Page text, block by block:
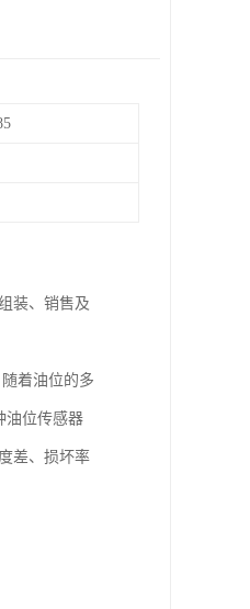
装、销售及
着油位的多
油位传感器
差、损坏率